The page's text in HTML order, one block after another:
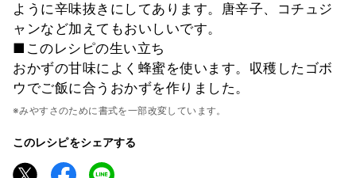
ように辛味抜きにしてあります。唐辛子、コチュジ
ャンなど加えてもおいしいです。
■このレシピの生い立ち
おかずの甘味によく蜂蜜を使います。収穫したゴボ
ウでご飯に合うおかずを作りました。
※みやすさのために書式を一部改変しています。
このレシピをシェアする